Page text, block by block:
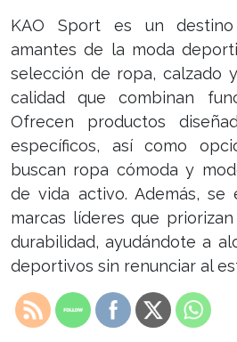
KAO Sport es un
amantes de la moda
selección de ropa, calzado
calidad que combinan
Ofrecen productos
específicos, así como
buscan ropa cómoda y
de vida activo. Además,
marcas líderes que
durabilidad, ayudándote a
deportivos sin renunciar al